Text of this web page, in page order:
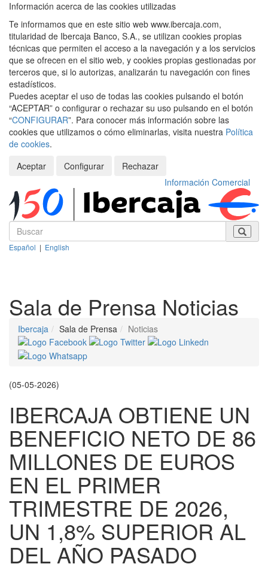
Información acerca de las cookies utilizadas
Te informamos que en este sitio web www.ibercaja.com,
titularidad de Ibercaja Banco, S.A., se utilizan cookies propias
técnicas que permiten el acceso a la navegación y a los servicios
que se ofrecen en el sitio web, y cookies propias gestionadas por
terceros que, si lo autorizas, analizarán tu navegación con fines
estadísticos.
Puedes aceptar el uso de todas las cookies pulsando el botón
“ACEPTAR” o configurar o rechazar su uso pulsando en el botón
“CONFIGURAR”. Para conocer más información sobre las
cookies que utilizamos o cómo eliminarlas, visita nuestra Política
de cookies.
Aceptar
Configurar
Rechazar
Información Comercial
Español | English
Sala de Prensa Noticias
Ibercaja Sala de Prensa Noticias
(05-05-2026)
IBERCAJA OBTIENE UN
BENEFICIO NETO DE 86
MILLONES DE EUROS
EN EL PRIMER
TRIMESTRE DE 2026,
UN 1,8% SUPERIOR AL
DEL AÑO PASADO